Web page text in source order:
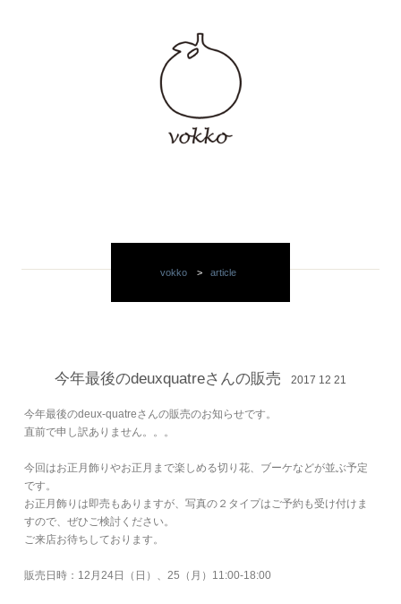
vokko > article
今年最後のdeuxquatreさんの販売 2017 12 21
今年最後のdeux-quatreさんの販売のお知らせです。
直前で申し訳ありません。。。
今回はお正月飾りやお正月まで楽しめる切り花、ブーケなどが並ぶ予定
です。
お正月飾りは即売もありますが、写真の２タイプはご予約も受け付けま
すので、ぜひご検討ください。
ご来店お待ちしております。
販売日時：12月24日（日）、25（月）11:00-18:00